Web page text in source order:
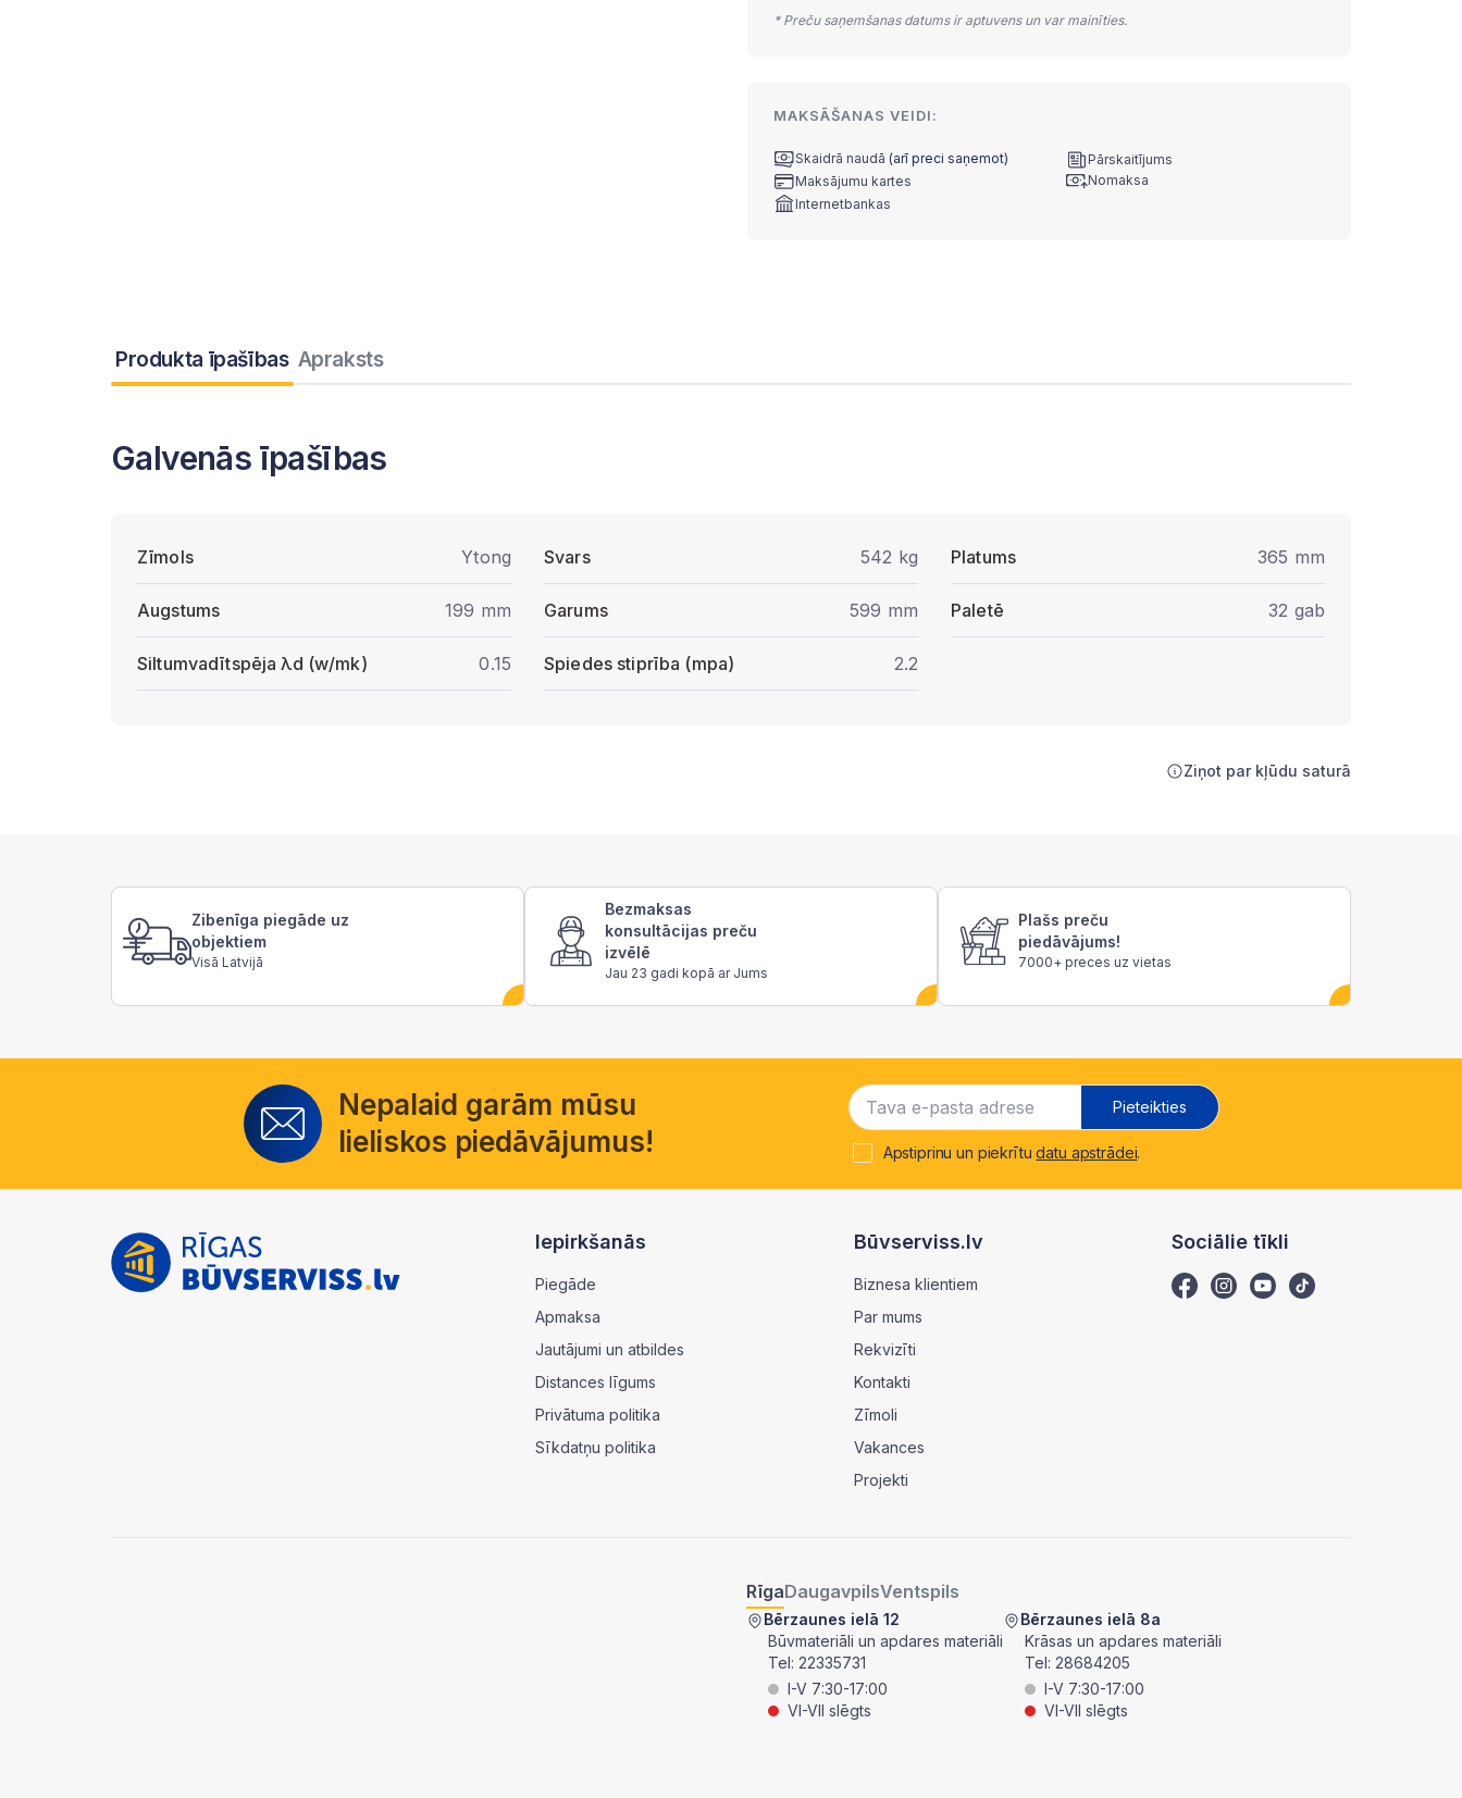
* Preču saņemšanas datums ir aptuvens un var mainīties.
MAKSĀŠANAS VEIDI:
Skaidrā naudā (arī preci saņemot)
Maksājumu kartes
Internetbankas
Pārskaitījums
Nomaksa
Produkta īpašības Apraksts
Galvenās īpašības
Zīmols Ytong Svars 542 kg Platums 365 mm
Augstums 199 mm Garums 599 mm Paletē 32 gab
Siltumvadītspēja λd (w/mk) 0.15 Spiedes stiprība (mpa) 2.2
Ziņot par kļūdu saturā
Zibenīga piegāde uz
objektiem
Visā Latvijā
Bezmaksas
konsultācijas preču
izvēlē
Jau 23 gadi kopā ar Jums
Plašs preču
piedāvājums!
7000+ preces uz vietas
Nepalaid garām mūsu
lieliskos piedāvājumus!
Pieteikties
Apstiprinu un piekrītudatu apstrādei.
Iepirkšanās
Piegāde
Apmaksa
Jautājumi un atbildes
Distances līgums
Privātuma politika
Sīkdatņu politika
Būvserviss.lv
Biznesa klientiem
Par mums
Rekvizīti
Kontakti
Zīmoli
Vakances
Projekti
Sociālie tīkli
RīgaDaugavpilsVentspils
Bērzaunes ielā 12
Būvmateriāli un apdares materiāli
Tel: 22335731
I-V 7:30-17:00
VI-VII slēgts
Bērzaunes ielā 8a
Krāsas un apdares materiāli
Tel: 28684205
I-V 7:30-17:00
VI-VII slēgts